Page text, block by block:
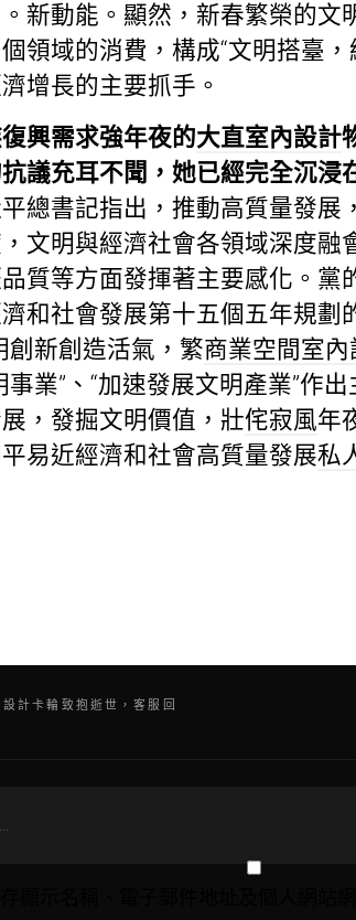
新動能。顯然，新春繁榮的文
領域的消費，構成“文明搭臺
增長的主要抓手。
興需求強年夜的大直室內設計
議充耳不聞，她已經完全沉浸
總書記指出，推動高質量發展
文明與經濟社會各領域深度融
質等方面發揮著主要感化。黨
和社會發展第十五個五年規劃
創新創造活氣，繁商業空間室內
事業”、“加速發展文明產業”作
，發掘文明價值，壯侘寂風年
易近經濟和社會高質量發展私
計卡輪致抱逝世，客服回